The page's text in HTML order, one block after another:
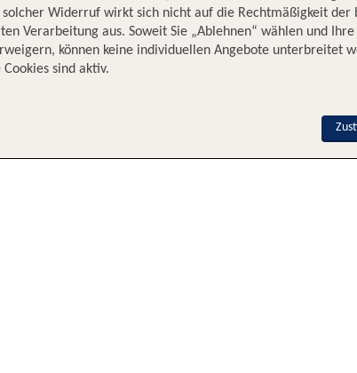
Widerruf wirkt sich nicht auf die Rechtmäßigkeit der
Verarbeitung aus. Soweit Sie „Ablehnen“ wählen und Ihre
können keine individuellen Angebote unterbreitet
sind aktiv.